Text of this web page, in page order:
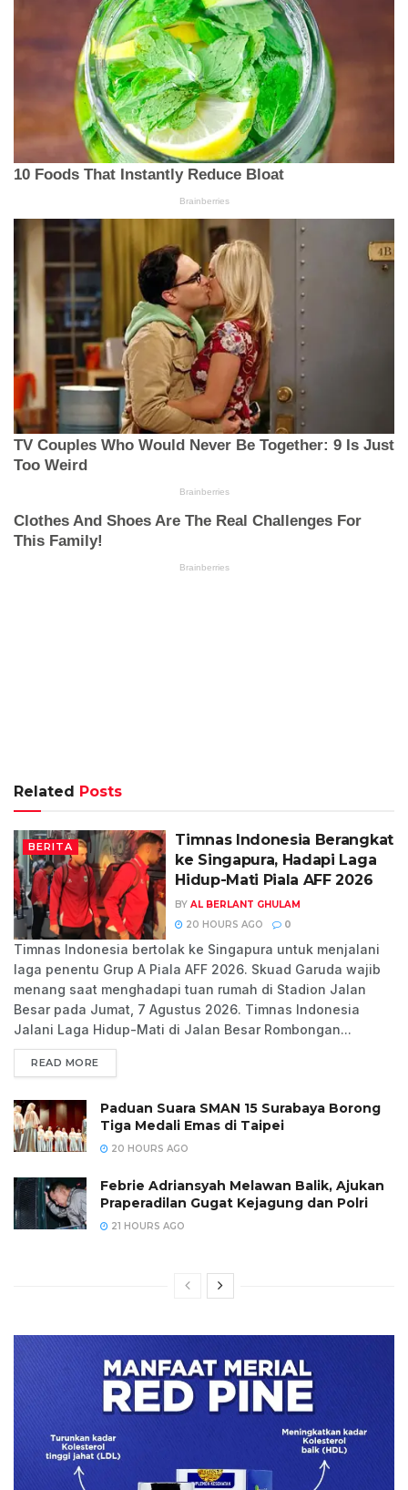
Related Posts
BERITA
Timnas Indonesia Berangkat
ke Singapura, Hadapi Laga
Hidup-Mati Piala AFF 2026
BY AL BERLANT GHULAM
20 HOURS AGO
0
Timnas Indonesia bertolak ke Singapura untuk menjalani
laga penentu Grup A Piala AFF 2026. Skuad Garuda wajib
menang saat menghadapi tuan rumah di Stadion Jalan
Besar pada Jumat, 7 Agustus 2026. Timnas Indonesia
Jalani Laga Hidup-Mati di Jalan Besar Rombongan...
READ MORE
Paduan Suara SMAN 15 Surabaya Borong
Tiga Medali Emas di Taipei
20 HOURS AGO
Febrie Adriansyah Melawan Balik, Ajukan
Praperadilan Gugat Kejagung dan Polri
21 HOURS AGO